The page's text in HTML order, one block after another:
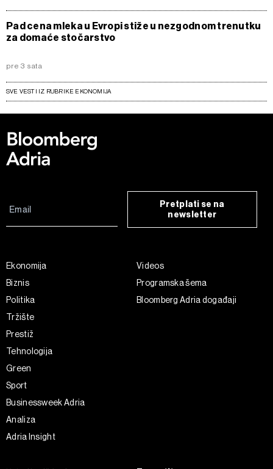
Pad cena mleka u Evropi stiže u nezgodnom trenutku
za domaće stočarstvo
pre 3 sata
SVE VESTI IZ RUBRIKE EKONOMIJA
Pretplati se na
newsletter
Ekonomija
Biznis
Politika
Tržište
Prestiž
Tehnologija
Green
Sport
Businessweek Adria
Analiza
Adria Insight
Videos
Programska šema
Bloomberg Adria događaji